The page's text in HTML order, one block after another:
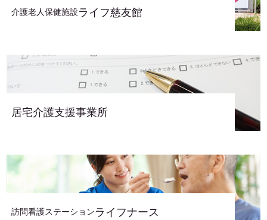
介護老人保健施設ライフ慈友館
居宅介護支援事業所
訪問看護ステーションライフナース